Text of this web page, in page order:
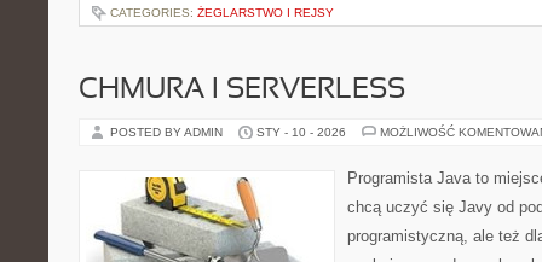
CATEGORIES: ŻEGLARSTWO I REJSY
CHMURA I SERVERLESS
POSTED BY ADMIN STY - 10 - 2026 MOŻLIWOŚĆ
Programista Java to
chcą uczyć się Javy od
programistyczną, ale też